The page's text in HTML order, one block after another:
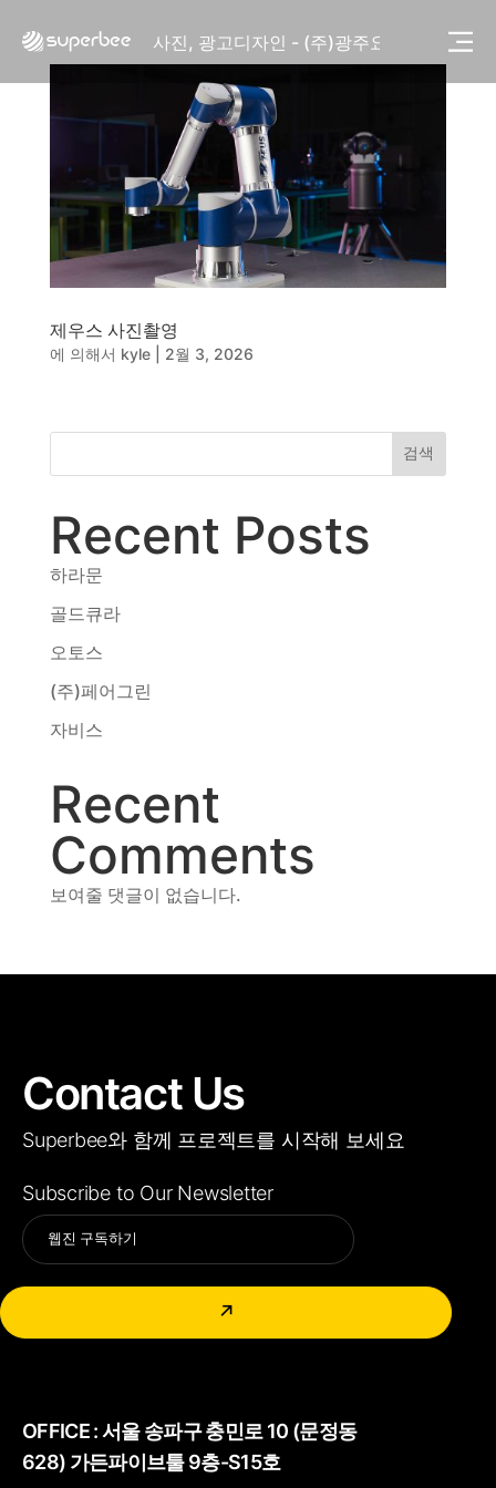
사진, 광고디자인 - (주)광주요
웹사이트 - (주)세스코
제품디자인 - 삼성전자㈜
동영상, CI - 카피어랜드㈜
동영상, 홈페이지 - (주)분독
동영상, 카탈로그 - 피자마루
웹사이트 - 백조씽크
사진, 광고디자인 - 중외제약
패키지, 디자인 - 고려은단
동영상 - (주)듀오백
동영상 - 모모스커피㈜
동영상 - 삼양홀딩스
사진, 광고디자인 - (주)광주요
동영상, CI - 카피어랜드㈜
동영상, 홈페이지 - (주)분독
동영상 - 킷캣
제우스 사진촬영
에 의해서 kyle| 2월 3, 2026
검색
Recent Posts
하라문
골드큐라
오토스
(주)페어그린
자비스
Recent
Comments
보여줄 댓글이 없습니다.
Contact Us
Superbee와 함께 프로젝트를 시작해 보세요
Subscribe to Our Newsletter
↗
Alternative:
OFFICE :서울 송파구 충민로 10 (문정동
628) 가든파이브툴 9층-S15호